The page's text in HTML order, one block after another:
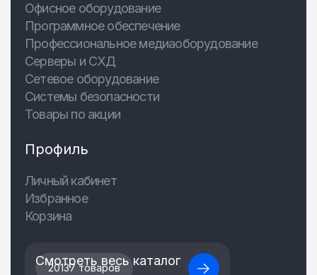
Офисное оборудование
Программное обеспечение
Профессиональное медиаоборудование
Серверы и СХД
Сетевое оборудование
Системы безопасности
Товары по акции
Профиль
Личный кабинет
Избранное
Корзина
20137 товаров
Смотреть весь каталог